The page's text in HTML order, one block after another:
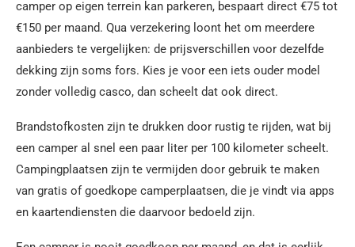
camper op eigen terrein kan parkeren, bespaart direct €75 tot
€150 per maand. Qua verzekering loont het om meerdere
aanbieders te vergelijken: de prijsverschillen voor dezelfde
dekking zijn soms fors. Kies je voor een iets ouder model
zonder volledig casco, dan scheelt dat ook direct.
Brandstofkosten zijn te drukken door rustig te rijden, wat bij
een camper al snel een paar liter per 100 kilometer scheelt.
Campingplaatsen zijn te vermijden door gebruik te maken
van gratis of goedkope camperplaatsen, die je vindt via apps
en kaartendiensten die daarvoor bedoeld zijn.